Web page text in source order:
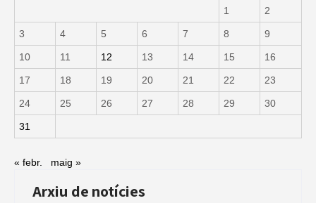
1 2
3 4 5 6 7 8 9
10 11 12 13 14 15 16
17 18 19 20 21 22 23
24 25 26 27 28 29 30
31
« febr. maig »
Arxiu de notícies